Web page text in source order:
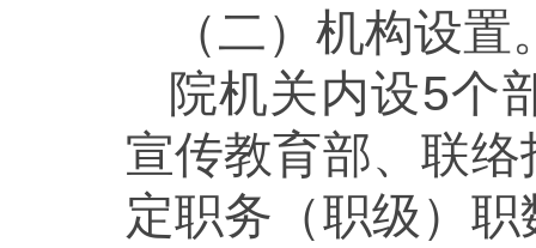
（二）机构设置
院机关内设5个
宣传教育部、联
定职务（职级）